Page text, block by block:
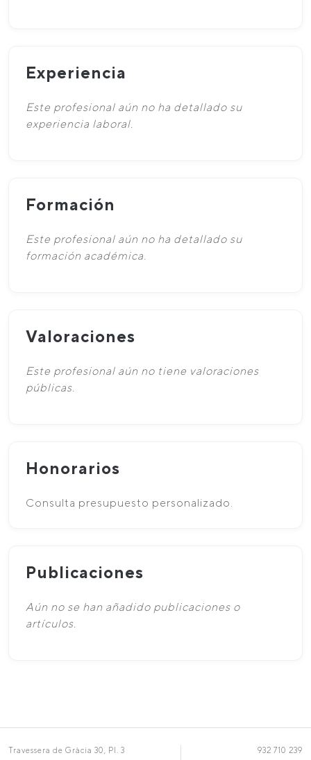
Experiencia
Este profesional aún no ha detallado su
experiencia laboral.
Formación
Este profesional aún no ha detallado su
formación académica.
Valoraciones
Este profesional aún no tiene valoraciones
públicas.
Honorarios
Consulta presupuesto personalizado.
Publicaciones
Aún no se han añadido publicaciones o
artículos.
Travessera de Gràcia 30, Pl. 3 932 710 239